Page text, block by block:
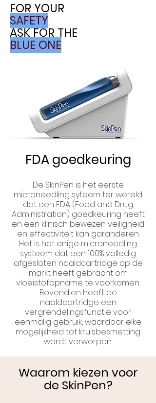
FOR YOUR
SAFETY
ASK FOR THE
BLUE ONE
FDA goedkeuring
De SkinPen is het eerste
microneedling syteem ter wereld
dat een FDA (Food and Drug
Administration) goedkeuring heeft
en een klinisch bewezen veiligheid
en effectiviteit kan garanderen.
Het is het enige microneedling
systeem dat een 100% volledig
afgesloten naaldcartridge op de
markt heeft gebracht om
vloeistofopname te voorkomen.
Bovendien heeft de
naaldcartridge een
vergrendelingsfunctie voor
eenmalig gebruik, waardoor elke
mogelijkheid tot kruisbesmetting
wordt verworpen.
Waarom kiezen voor
de SkinPen?